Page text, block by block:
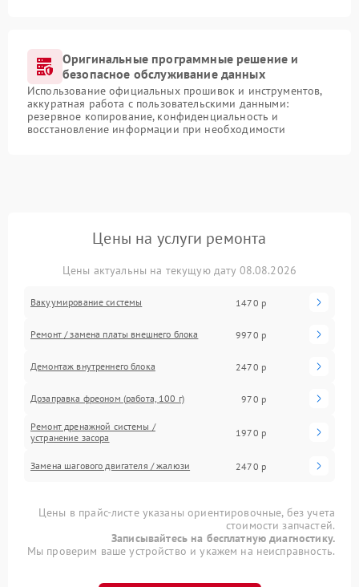
Оригинальные программные решение и
безопасное обслуживание данных
Использование официальных прошивок и инструментов,
аккуратная работа с пользовательскими данными:
резервное копирование, конфиденциальность и
восстановление информации при необходимости
Цены на услуги ремонта
Цены актуальны на текущую дату 08.08.2026
Вакуумирование системы 1470 р
Ремонт / замена платы внешнего блока 9970 р
Демонтаж внутреннего блока 2470 р
Дозаправка фреоном (работа, 100 г) 970 р
Ремонт дренажной системы /
устранение засора
1970 р
Замена шагового двигателя / жалюзи 2470 р
Цены в прайс-листе указаны ориентировочные, без учета
стоимости запчастей.
Записывайтесь на бесплатную диагностику.
Мы проверим ваше устройство и укажем на неисправность.